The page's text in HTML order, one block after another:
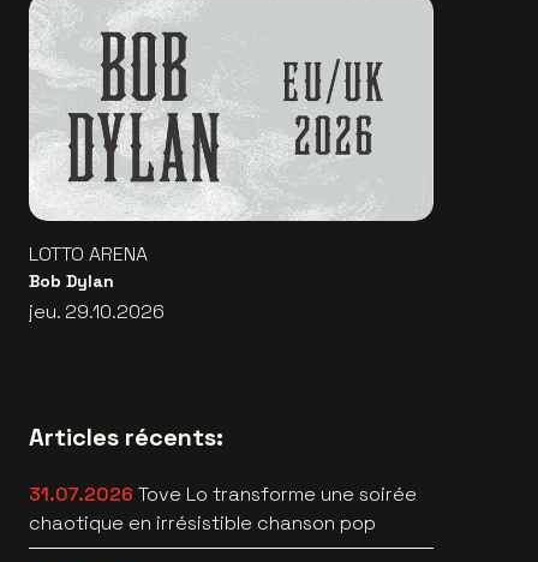
LOTTO ARENA
Bob Dylan
jeu. 29.10.2026
Articles récents:
31.07.2026 Tove Lo transforme une soirée
chaotique en irrésistible chanson pop